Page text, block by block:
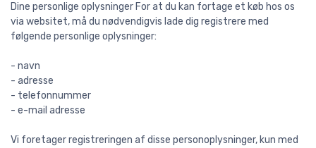
Dine personlige oplysninger For at du kan fortage et køb hos os
via websitet, må du nødvendigvis lade dig registrere med
følgende personlige oplysninger:
- navn
- adresse
- telefonnummer
- e-mail adresse
Vi foretager registreringen af disse personoplysninger, kun med